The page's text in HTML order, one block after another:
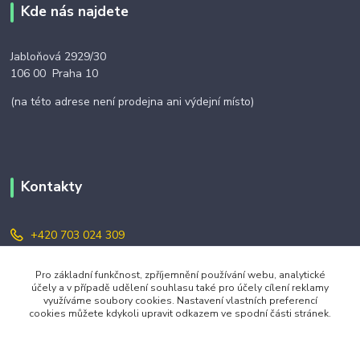
Kde nás najdete
Jabloňová 2929/30
106 00 Praha 10
(na této adrese není prodejna ani výdejní místo)
Kontakty
+420 703 024 309
objednavky@zavazuj.cz
Pro základní funkčnost, zpříjemnění používání webu, analytické
účely a v případě udělení souhlasu také pro účely cílení reklamy
využíváme soubory cookies. Nastavení vlastních preferencí
cookies můžete kdykoli upravit odkazem ve spodní části stránek.